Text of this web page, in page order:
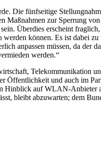
Die fünfseitige
Maßnahmen zur Sperrung
Überdies erscheint
können. Es ist dabei
anpassen müssen, da der
werden.“
Telekommunikation
und auch im
Hinblick auf WLAN-Anbieter
bleibt abzuwarten; dem